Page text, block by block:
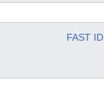
FAST ID